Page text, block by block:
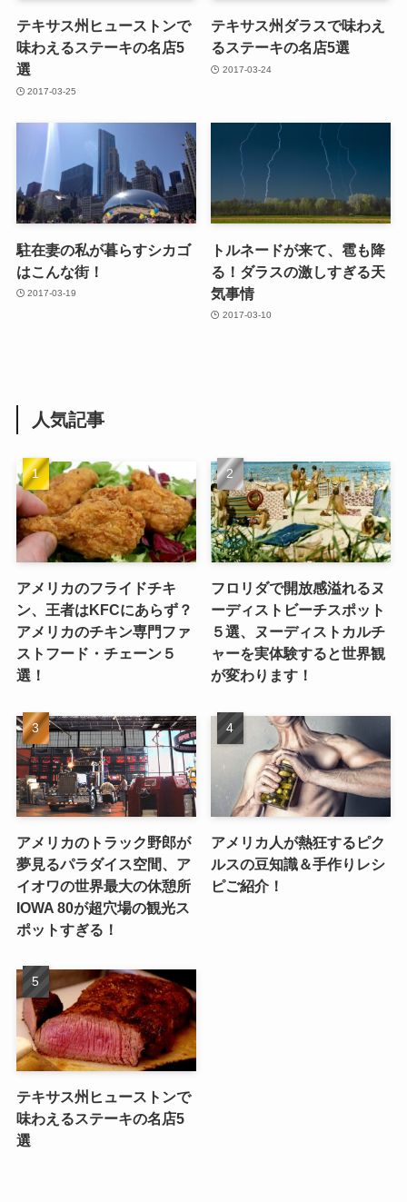
テキサス州ヒューストンで
味わえるステーキの名店5
選
2017-03-25
テキサス州ダラスで味わえ
るステーキの名店5選
2017-03-24
駐在妻の私が暮らすシカゴ
はこんな街！
2017-03-19
トルネードが来て、雹も降
る！ダラスの激しすぎる天
気事情
2017-03-10
人気記事
アメリカのフライドチキ
ン、王者はKFCにあらず？
アメリカのチキン専門ファ
ストフード・チェーン５
選！
フロリダで開放感溢れるヌ
ーディストビーチスポット
５選、ヌーディストカルチ
ャーを実体験すると世界観
が変わります！
アメリカのトラック野郎が
夢見るパラダイス空間、ア
イオワの世界最大の休憩所
IOWA 80が超穴場の観光ス
ポットすぎる！
アメリカ人が熱狂するピク
ルスの豆知識＆手作りレシ
ピご紹介！
テキサス州ヒューストンで
味わえるステーキの名店5
選